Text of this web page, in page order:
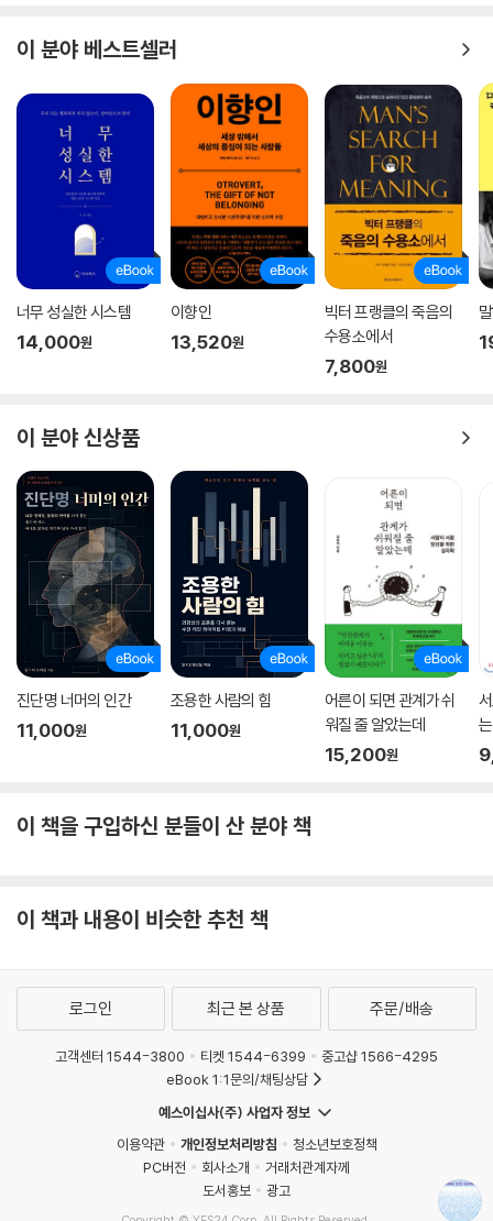
이 분야 베스트셀러
너무 성실한 시스템
14,000원
이향인
13,520원
빅터 프랭클의 죽음의
수용소에서
7,800원
이 분야 신상품
진단명 너머의 인간
11,000원
조용한 사람의 힘
11,000원
어른이 되면 관계가 쉬
워질 줄 알았는데
15,200원
이 책을 구입하신 분들이 산 분야 책
이 책과 내용이 비슷한 추천 책
로그인 최근 본 상품 주문/배송
고객센터 1544-3800 티켓 1544-6399
중고샵 1566-4295
eBook 1:1문의/채팅상담
예스이십사(주) 사업자 정보
이용약관
개인정보처리방침
청소년보호정책
PC버전
회사소개
거래처관계자께
도서홍보
광고